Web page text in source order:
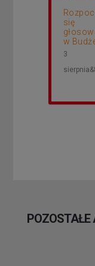
się
w
3
POZOSTAŁE